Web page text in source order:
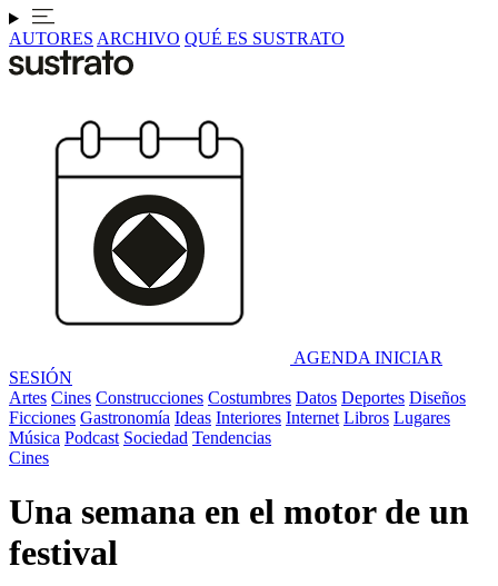
AUTORES ARCHIVO QUÉ ES SUSTRATO
AGENDA INICIAR
SESIÓN
Artes Cines Construcciones Costumbres Datos Deportes Diseños
Ficciones Gastronomía Ideas Interiores Internet Libros Lugares
Música Podcast Sociedad Tendencias
Cines
Una semana en el motor de un
festival